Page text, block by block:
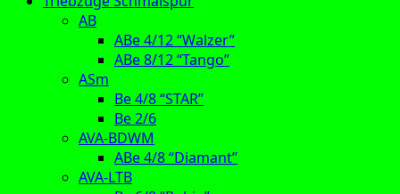
AB
ABe 4/12 “Walzer”
ABe 8/12 “Tango”
ASm
Be 4/8 “STAR”
Be 2/6
AVA-BDWM
ABe 4/8 “Diamant”
AVA-LTB